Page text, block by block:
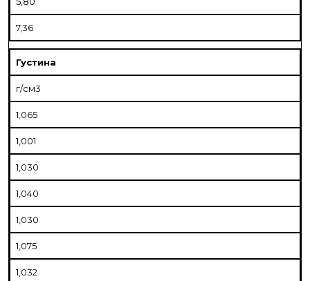
7,36
Густина
г/см3
1,065
1,001
1,030
1,040
1,030
1,075
1,032